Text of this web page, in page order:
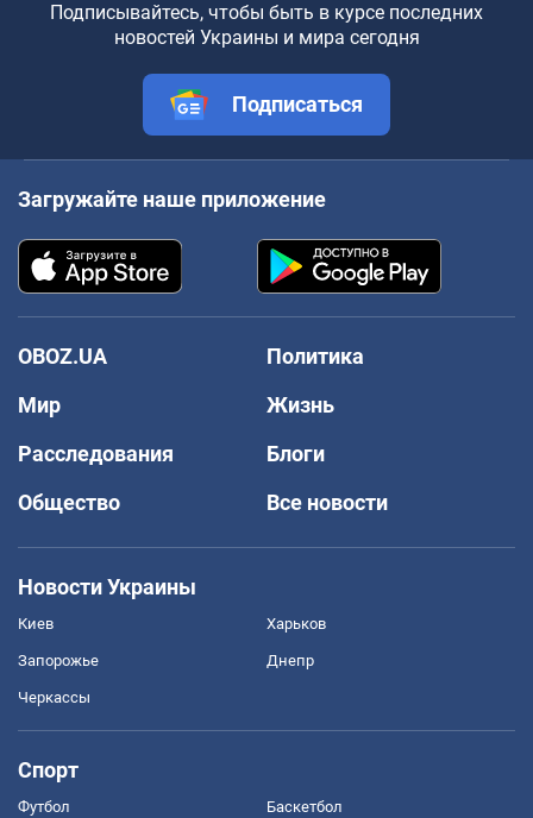
Подписывайтесь, чтобы быть в курсе последних
новостей Украины и мира сегодня
Подписаться
Загружайте наше приложение
OBOZ.UA
Политика
Мир
Жизнь
Расследования
Блоги
Общество
Все новости
Новости Украины
Киев Харьков
Запорожье Днепр
Черкассы
Спорт
Футбол Баскетбол